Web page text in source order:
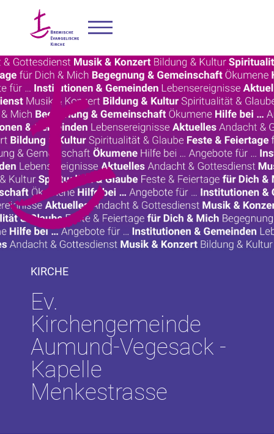
KIRCHE
Ev.
Kirchengemeinde
Aumund-Vegesack -
Kapelle
Menkestrasse